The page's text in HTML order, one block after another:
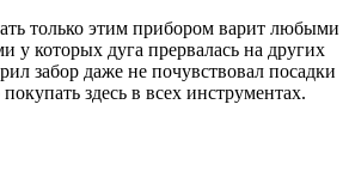
только этим прибором варит любыми
у которых дуга прервалась на других
забор даже не почувствовал посадки
здесь в всех инструментах.